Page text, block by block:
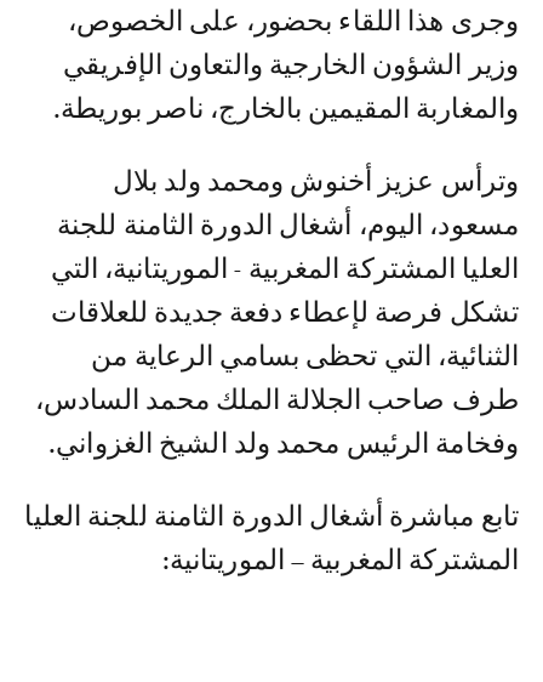
وجرى هذا اللقاء بحضور، على الخصوص،
وزير الشؤون الخارجية والتعاون الإفريقي
والمغاربة المقيمين بالخارج، ناصر بوريطة.
وترأس عزيز أخنوش ومحمد ولد بلال
مسعود، اليوم، أشغال الدورة الثامنة للجنة
العليا المشتركة المغربية - الموريتانية، التي
تشكل فرصة لإعطاء دفعة جديدة للعلاقات
الثنائية، التي تحظى بسامي الرعاية من
طرف صاحب الجلالة الملك محمد السادس،
وفخامة الرئيس محمد ولد الشيخ الغزواني.
تابع مباشرة أشغال الدورة الثامنة للجنة العليا
المشتركة المغربية – الموريتانية: